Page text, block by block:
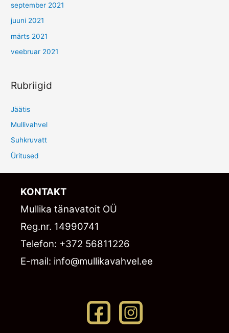
september 2021
juuni 2021
märts 2021
veebruar 2021
Rubriigid
Jäätis
Mullivahvel
Suhkruvatt
Üritused
KONTAKT​
Mullika tänavatoit OÜ
Reg.nr. 14990741
Telefon: +372 56811226
E-mail: info@mullikavahvel.ee